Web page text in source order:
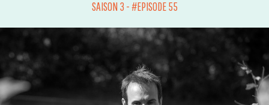
SAISON 3 - #EPISODE 55